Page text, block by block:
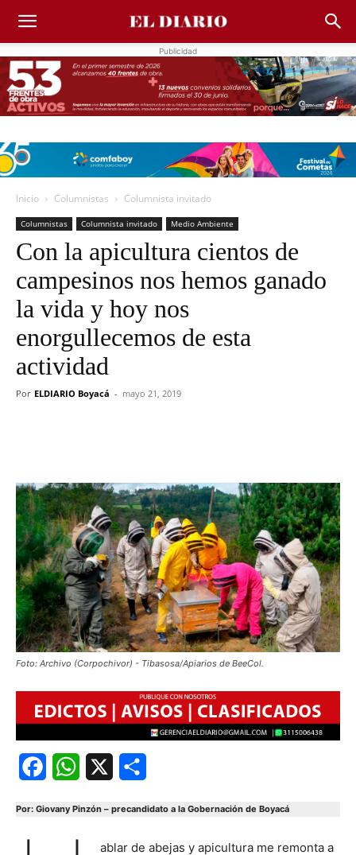
Publicidad
Inicio Columnistas Columnista invitado
Columnistas Columnista invitado Medio Ambiente
Con la apicultura cientos de
campesinos nos hemos ganado
la vida y hoy nos
enorgullecemos de esta
actividad
Por ELDIARIO Boyacá - mayo 21, 2019
Foto: Archivo (Corpochivor) - Tibasosa/Apiarios de BeeCol.
FacebookWhatsApp
Por: Giovany Pinzón – precandidato a la Gobernación de Boyacá
ablar de abejas y apicultura me remonta a